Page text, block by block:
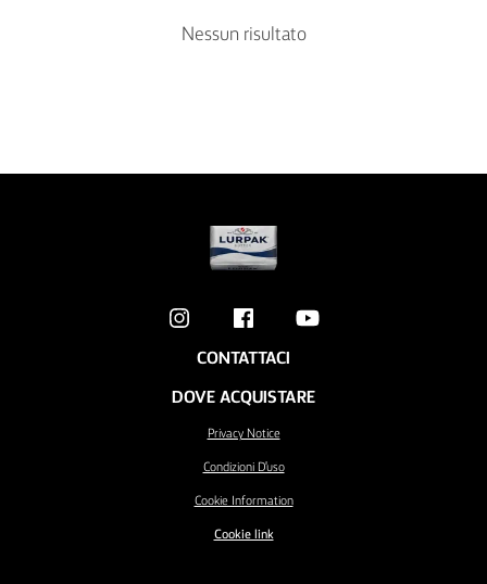
Nessun risultato
CONTATTACI
DOVE ACQUISTARE
Privacy Notice
Condizioni D'uso
Cookie Information
Cookie link